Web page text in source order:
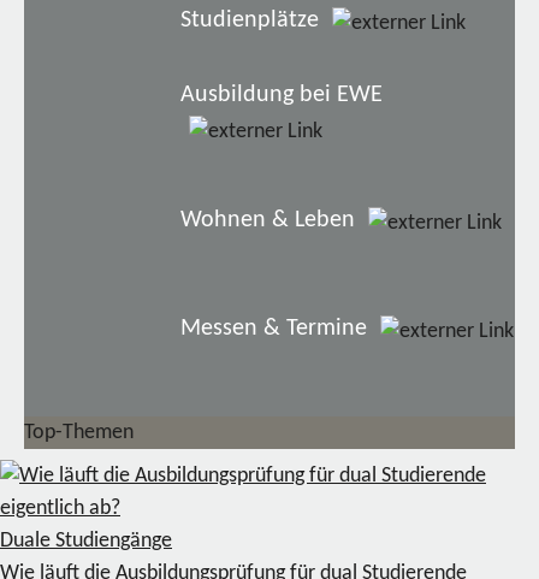
Studienplätze
Ausbildung bei EWE
Wohnen & Leben
Messen & Termine
Top-Themen
Duale Studiengänge
Wie läuft die Ausbildungsprüfung für dual Studierende